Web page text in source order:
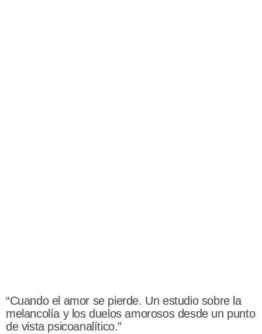
“Cuando el amor se pierde. Un estudio sobre la
melancolía y los duelos amorosos desde un punto
de vista psicoanalítico.”